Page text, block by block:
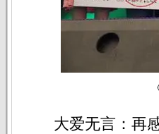
大爱无言：再感